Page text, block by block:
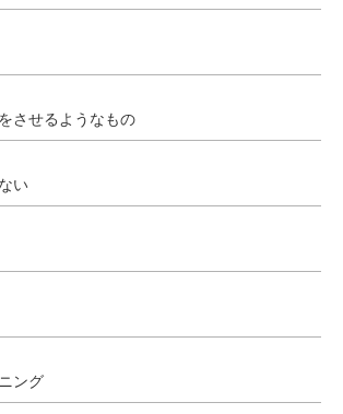
させるようなもの
い
ング